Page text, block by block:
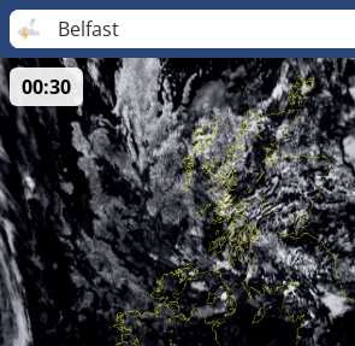
Belfast
00:30